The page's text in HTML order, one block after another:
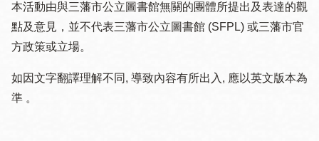
本活動由與三藩市公立圖書館無關的團體所提出及表達的觀
點及意見，並不代表三藩市公立圖書館 (SFPL) 或三藩市官
方政策或立場。
如因文字翻譯理解不同, 導致內容有所出入, 應以英文版本為
準 。